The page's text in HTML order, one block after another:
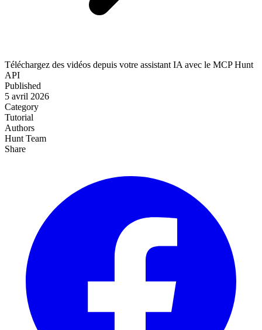
Téléchargez des vidéos depuis votre assistant IA avec le MCP Hunt
API
Published
5 avril 2026
Category
Tutorial
Authors
Hunt Team
Share